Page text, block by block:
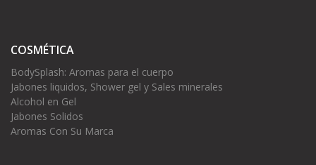
COSMÉTICA
BodySplash: Aromas para el cuerpo
Jabones liquidos, Shower gel y Sales minerales
Alcohol en Gel
Jabones Solidos
Aromas Con Su Marca